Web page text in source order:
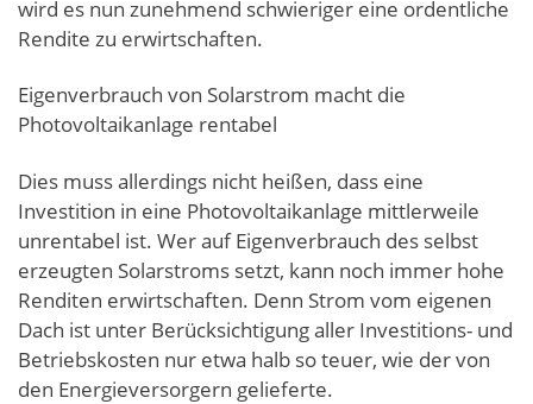
wird es nun zunehmend schwieriger eine ordentliche
Rendite zu erwirtschaften.
Eigenverbrauch von Solarstrom macht die
Photovoltaikanlage rentabel
Dies muss allerdings nicht heißen, dass eine
Investition in eine Photovoltaikanlage mittlerweile
unrentabel ist. Wer auf Eigenverbrauch des selbst
erzeugten Solarstroms setzt, kann noch immer hohe
Renditen erwirtschaften. Denn Strom vom eigenen
Dach ist unter Berücksichtigung aller Investitions- und
Betriebskosten nur etwa halb so teuer, wie der von
den Energieversorgern gelieferte.